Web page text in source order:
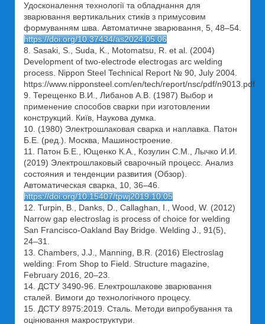
Удосконалення технології та обладнання для
зварювання вертикальних стиків з примусовим
формуванням шва. Автоматичне зварювання, 5, 48–54.
https://doi.org/10.37434/as2024.05.06
8. Sasaki, S., Suda, K., Motomatsu, R. et al. (2004)
Development of two-electrode electrogas arc welding
process. Nippon Steel Technical Report № 90, July 2004.
https://www.nipponsteel.com/en/tech/report/nsc/pdf/n9013.pdf
9. Терещенко В.И., Либанов А.В. (1987) Выбор и
применение способов сварки при изготовлении
конструкций. Київ, Наукова думка.
10. (1980) Электрошлаковая сварка и наплавка. Патон
Б.Е. (ред.). Москва, Машиностроение.
11. Патон Б.Е., Ющенко К.А., Козулин С.М., Лычко И.И.
(2019) Электрошлаковый сварочный процесс. Анализ
состояния и тенденции развития (Обзор).
Автоматическая сварка, 10, 36–46.
https://doi.org/10.15407/tpwj2019.10.05
12. Turpin, B., Danks, D., Callaghan, I., Wood, W. (2012)
Narrow gap electroslag is process of choice for welding
San Francisco-Oakland Bay Bridge. Welding J., 91(5),
24–31.
13. Chambers, J.J., Manning, B.R. (2016) Electroslag
welding: From Shop to Field. Structure magazine,
February 2016, 20–23.
14. ДСТУ 3490-96. Електрошлакове зварювання
сталей. Вимоги до технологічного процесу.
15. ДСТУ 8975:2019. Сталь. Методи випробування та
оцінювання макроструктури.